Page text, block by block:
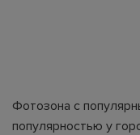
Фотозона с
популярностью у